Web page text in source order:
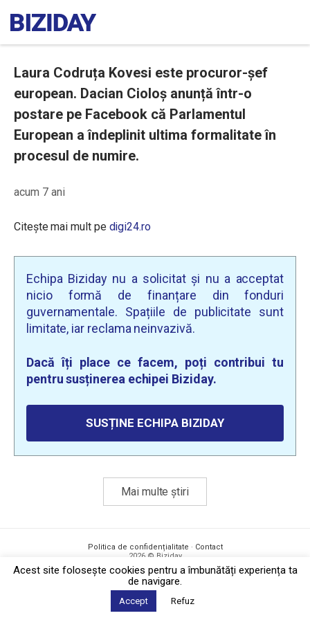
Laura Codruța Kovesi este procuror-șef
european. Dacian Cioloș anunță într-o
postare pe Facebook că Parlamentul
European a îndeplinit ultima formalitate în
procesul de numire.
acum 7 ani
Citește mai mult pe digi24.ro
Echipa Biziday nu a solicitat și nu a acceptat
nicio formă de finanțare din fonduri
guvernamentale. Spațiile de publicitate sunt
limitate, iar reclama neinvazivă.
Dacă îți place ce facem, poți contribui tu
pentru susținerea echipei Biziday.
SUSȚINE ECHIPA BIZIDAY
Mai multe știri
Politica de confidențialitate · Contact
2026 © Biziday
Acest site foloseşte cookies pentru a îmbunătăți experiența ta
de navigare.
Accept Refuz